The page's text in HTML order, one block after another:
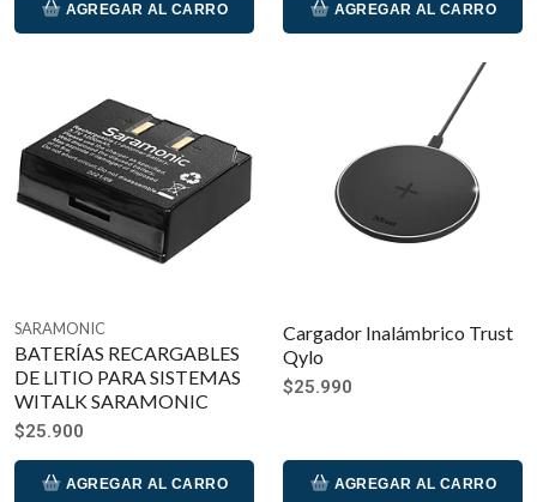
AGREGAR AL CARRO AGREGAR AL CARRO
SARAMONIC
BATERÍAS RECARGABLES
DE LITIO PARA SISTEMAS
WITALK SARAMONIC
$25.900
AGREGAR AL CARRO
Cargador Inalámbrico Trust
Qylo
$25.990
AGREGAR AL CARRO